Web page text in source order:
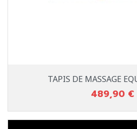
TAPIS DE MASSAGE
Prix
489,90 €